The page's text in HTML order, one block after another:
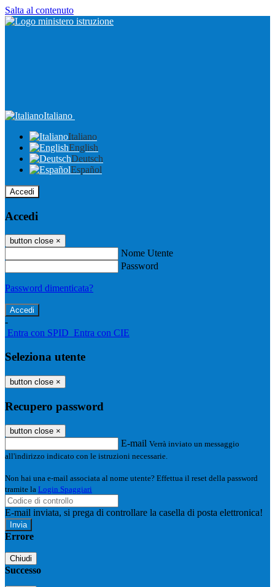
Salta al contenuto
Italiano
Italiano
English
Deutsch
Español
Accedi
Accedi
button close ×
Nome Utente
Password
Password dimenticata?
-
Entra con SPID Entra con CIE
Seleziona utente
button close ×
Recupero password
button close ×
E-mail Verrà inviato un messaggio
all'indirizzo indicato con le istruzioni necessarie.
Non hai una e-mail associata al nome utente? Effettua il reset della password
tramite la Login Spaggiari
E-mail inviata, si prega di controllare la casella di posta elettronica!
Errore
Chiudi
Successo